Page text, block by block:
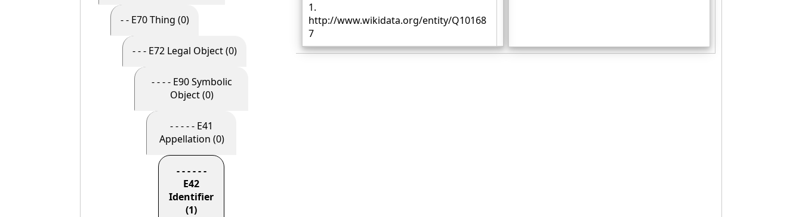
- - E70 Thing (0)
- - - E72 Legal Object (0)
- - - - E90 Symbolic
Object (0)
- - - - - E41
Appellation (0)
- - - - - -
E42
Identifier
(1)
1.
http://www.wikidata.org/entity/Q10168
7